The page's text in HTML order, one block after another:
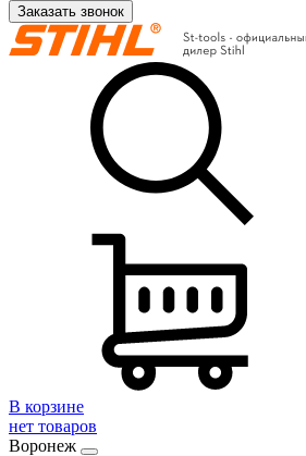
Заказать звонок
В корзине
нет товаров
Воронеж